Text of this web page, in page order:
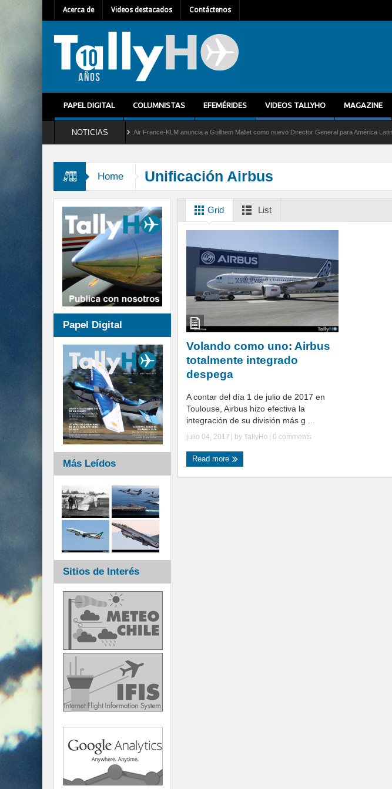
Acerca de Videos destacados Contáctenos
PAPEL DIGITAL COLUMNISTAS EFEMÉRIDES VIDEOS TALLYHO MAGAZINE
NOTICIAS
servicio al C-2 Greyhound Air France-KLM anuncia a Guilhem Mallet como nuevo Director General para América Latina
Home Unificación Airbus
Grid List
Volando como uno: Airbus
totalmente integrado
despega
A contar del día 1 de julio de 2017 en
Toulouse, Airbus hizo efectiva la
integración de su división más g ...
julio 04, 2017 | by TallyHo 0 comments
Read more
Papel Digital
Más Leídos
Sitios de Interés